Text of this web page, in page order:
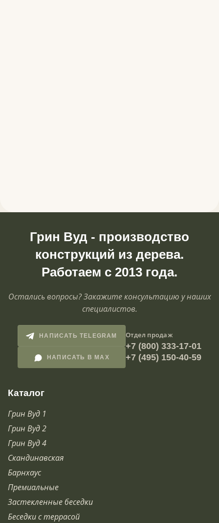
Грин Вуд - производство
конструкций из дерева.
Работаем с 2013 года.
Остались вопросы? Закажите консультацию у наших
специалистов.
НАПИСАТЬ TELEGRAM
НАПИСАТЬ В MAX
Отдел продаж
+7 (800) 333-17-01
+7 (495) 150-40-59
Каталог
Грин Вуд 1
Грин Вуд 2
Грин Вуд 4
Скандинавская
Барнхаус
Премиальные
Застекленные беседки
Беседки с террасой